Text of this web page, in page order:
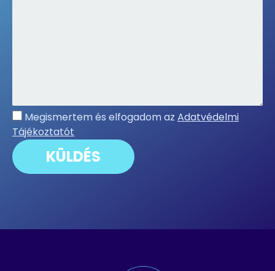
Megismertem és elfogadom az Adatvédelmi
Tájékoztatót